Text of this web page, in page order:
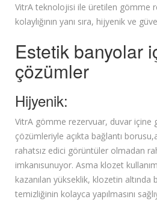
VitrA teknolojisi ile üretilen gömme
kolaylığının yanı sıra, hijyenik ve
Estetik banyolar
çözümler
Hijyenik:
VitrA gömme rezervuar, duvar içine
çözümleriyle açıkta bağlantı
rahatsız edici görüntüler olmadan
imkanısunuyor. Asma klozet
kazanılan yükseklik, klozetin
temizliğinin kolayca yapılmasını